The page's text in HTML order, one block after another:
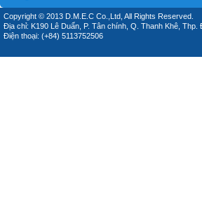
Copyright © 2013 D.M.E.C Co.,Ltd, All Rights Reserved.
Địa chỉ: K190 Lê Duẩn, P. Tân chính, Q. Thanh Khê, Thp.
Điện thoại: (+84) 5113752506